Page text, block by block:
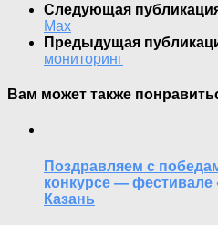
Следующая
Max
Предыдущая
мониторинг
Вам может также
Поздравляем с
конкурсе — фестивале
Казань